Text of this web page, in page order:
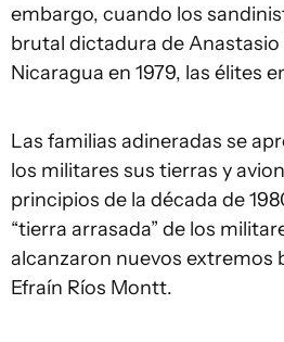
embargo, cuando los
brutal dictadura de Anastasio
Nicaragua en 1979, las élites
Las familias adineradas se
los militares sus tierras y
principios de la década de
“tierra arrasada” de los
alcanzaron nuevos extremos
Efraín Ríos Montt.